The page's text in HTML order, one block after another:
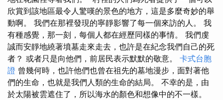
欣賞到該地區最令人驚嘆的景色的地方，這是多麼奇妙的舉
動啊。 我們在那裡發現的寧靜影響了每一個來訪的人。 我
有種感覺，那一刻，每個人都在經歷同樣的事情。 我們虔
誠而安靜地繞著墳墓走來走去，也許是在紀念我們自己的死
者？ 或者只是向他們，前居民表示默默的敬意。 卡式台胞
證 曾幾何時，也許他們也曾在祖先的墓地漫步，面對著他
們的生命，也就是我們人類的生命的結局。 不幸的是，由
於太陽被雲遮住了，所以海水的顏色和想像中的不一樣。